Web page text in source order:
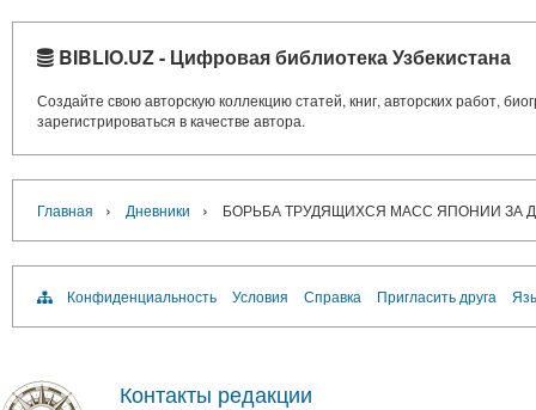
BIBLIO.UZ - Цифровая библиотека Узбекистана
Создайте свою авторскую коллекцию статей, книг, авторских работ,
зарегистрироваться в качестве автора.
Главная › Дневники › БОРЬБА ТРУДЯЩИХСЯ МАСС ЯПОНИИ
Конфиденциальность Условия Справка Пригласить друга
Контакты редакции